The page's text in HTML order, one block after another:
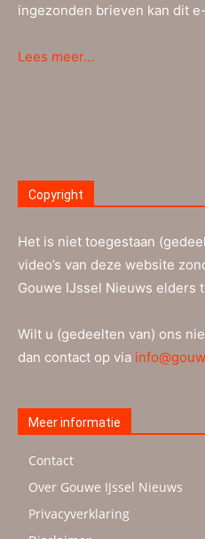
ingezonden brieven kan dit
Lees meer…
Copyright
Het is niet toegestaan
video’s van deze website
Gouwe IJssel Nieuws elders
Wilt u (gedeelten van) ons
dan contact op via
Meer informatie
Contact
Over Gouwe IJssel Nieuws
Privacyverklaring